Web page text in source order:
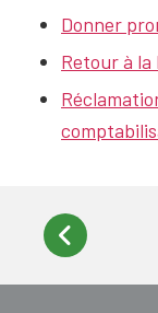
Donner
Retour à